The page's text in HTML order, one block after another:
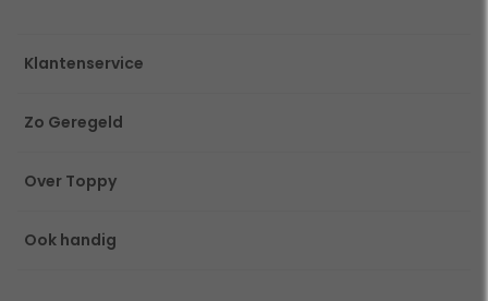
Klantenservice
Zo Geregeld
Over Toppy
Ook handig